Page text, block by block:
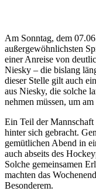
Am Sonntag, dem
außergewöhnlichsten
einer Anreise von
Niesky – die bislang
dieser Stelle gilt auch
aus Niesky, die solche
nehmen müssen, um
Ein Teil der Mannschaft
hinter sich gebracht.
gemütlichen Abend in
auch abseits des
Solche gemeinsamen
machten das
Besonderem.